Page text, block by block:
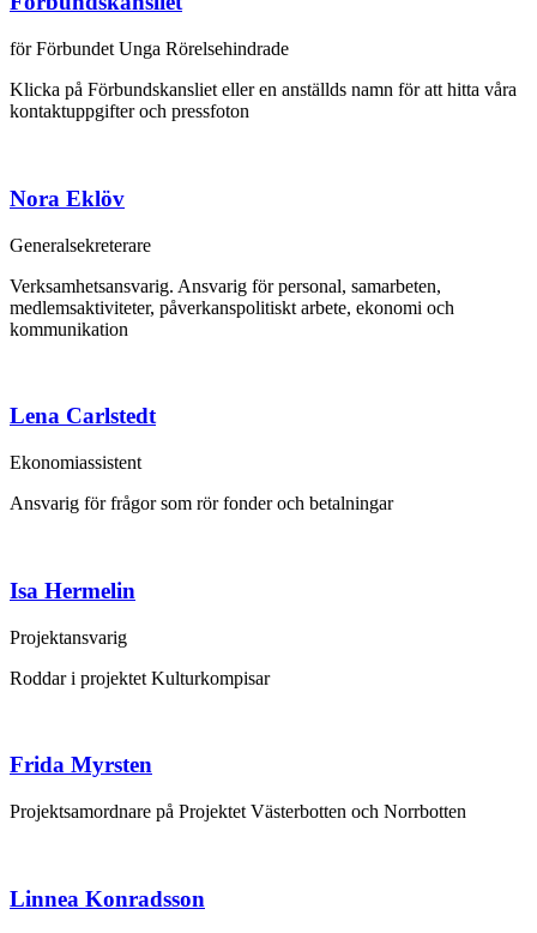
för Förbundet Unga Rörelsehindrade
Klicka på Förbundskansliet eller en anställds namn för att hitta våra
kontaktuppgifter och pressfoton
Nora Eklöv
Generalsekreterare
Verksamhetsansvarig. Ansvarig för personal, samarbeten,
medlemsaktiviteter, påverkanspolitiskt arbete, ekonomi och
kommunikation
Lena Carlstedt
Ekonomiassistent
Ansvarig för frågor som rör fonder och betalningar
Isa Hermelin
Projektansvarig
Roddar i projektet Kulturkompisar
Frida Myrsten
Projektsamordnare på Projektet Västerbotten och Norrbotten
Linnea Konradsson